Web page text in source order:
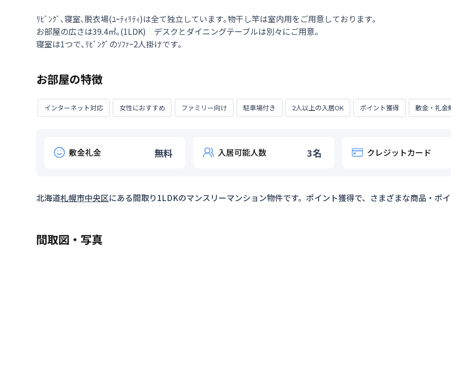
ﾘﾋﾞﾝｸﾞ､寝室､脱衣場(ﾕｰﾃｨﾘﾃｨ)は全て独立しています｡物干し竿は室内用をご用意しております｡
お部屋の広さは39.4㎡｡(1LDK)　デスクとダイニングテーブルは別々にご用意。
寝室は1つで､ﾘﾋﾞﾝｸﾞのｿﾌｧｰ2人掛けです｡
お部屋の特徴
インターネット対応 女性におすすめ ファミリー向け 駐車場付き 2人以上の入居OK ポイント獲得 敷金・礼金
敷金礼金 無料 入居可能人数 3名 クレジットカード
北海道札幌市中央区にある間取り1LDKのマンスリーマンション物件です。ポイント獲得で、さまざまな商品・ポ
間取図・写真